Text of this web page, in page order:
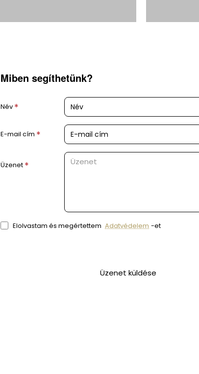
Miben segíthetünk?
Név
E-mail cím
Üzenet
Elolvastam és megértettem Adatvédelem -et
Üzenet küldése